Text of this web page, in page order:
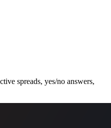
spreads, yes/no answers,